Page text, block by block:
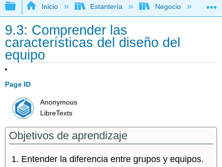
Expandir/contraer jerarquía global
Inicio Estantería Negocio
9.3: Comprender las
características del diseño del
equipo
Page ID
Anonymous
LibreTexts
Objetivos de aprendizaje
Entender la diferencia entre grupos y equipos.